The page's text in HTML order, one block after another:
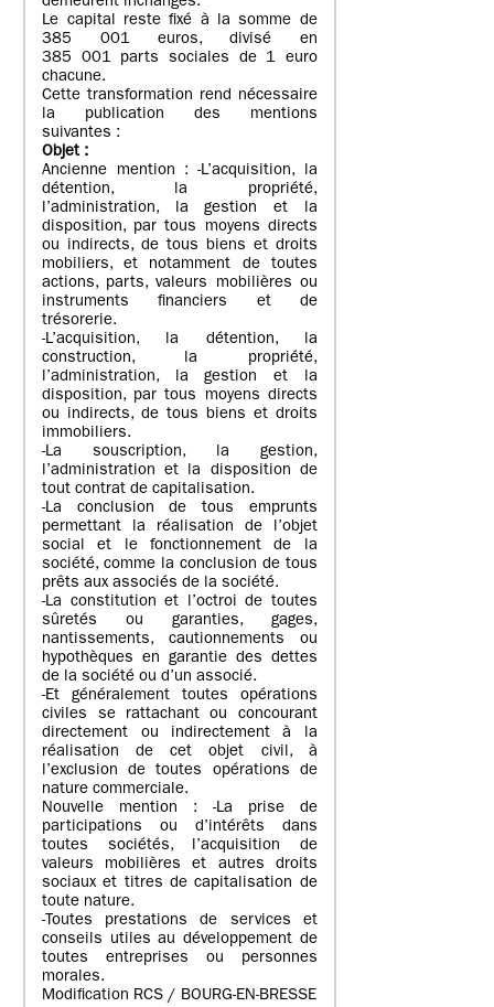
Le capital reste fixé à la somme de
385 001 euros, divisé en
385 001 parts sociales de 1 euro
chacune.
Cette transformation rend nécessaire
la publication des mentions
suivantes :
Objet :
Ancienne mention : -L’acquisition, la
détention, la propriété,
l’administration, la gestion et la
disposition, par tous moyens directs
ou indirects, de tous biens et droits
mobiliers, et notamment de toutes
actions, parts, valeurs mobilières ou
instruments financiers et de
trésorerie.
-L’acquisition, la détention, la
construction, la propriété,
l’administration, la gestion et la
disposition, par tous moyens directs
ou indirects, de tous biens et droits
immobiliers.
-La souscription, la gestion,
l’administration et la disposition de
tout contrat de capitalisation.
-La conclusion de tous emprunts
permettant la réalisation de l’objet
social et le fonctionnement de la
société, comme la conclusion de tous
prêts aux associés de la société.
-La constitution et l’octroi de toutes
sûretés ou garanties, gages,
nantissements, cautionnements ou
hypothèques en garantie des dettes
de la société ou d’un associé.
-Et généralement toutes opérations
civiles se rattachant ou concourant
directement ou indirectement à la
réalisation de cet objet civil, à
l’exclusion de toutes opérations de
nature commerciale.
Nouvelle mention : -La prise de
participations ou d’intérêts dans
toutes sociétés, l’acquisition de
valeurs mobilières et autres droits
sociaux et titres de capitalisation de
toute nature.
-Toutes prestations de services et
conseils utiles au développement de
toutes entreprises ou personnes
morales.
Modification RCS / BOURG-EN-BRESSE